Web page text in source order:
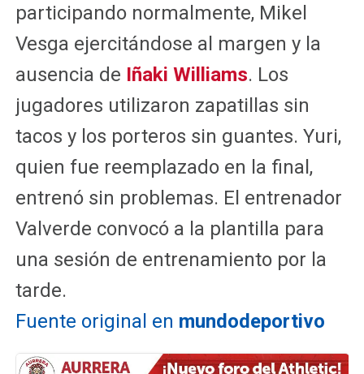
participando normalmente, Mikel
Vesga ejercitándose al margen y la
ausencia de Iñaki Williams. Los
jugadores utilizaron zapatillas sin
tacos y los porteros sin guantes. Yuri,
quien fue reemplazado en la final,
entrenó sin problemas. El entrenador
Valverde convocó a la plantilla para
una sesión de entrenamiento por la
tarde.
Fuente original en mundodeportivo